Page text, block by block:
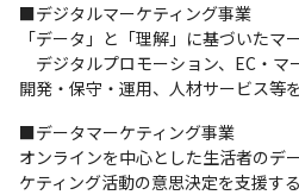
■デジタルマーケティング事業
「データ」と「理解」に基づいたマ
デジタルプロモーション、EC・マ
開発・保守・運用、人材サービス等
■データマーケティング事業
オンラインを中心とした生活者のデ
ケティング活動の意思決定を支援す